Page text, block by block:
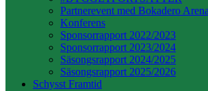
Partnerevent med Bokadero Arena
Konferens
Sponsorrapport 2022/2023
Sponsorrapport 2023/2024
Säsongsrapport 2024/2025
Säsongsrapport 2025/2026
Schysst Framtid